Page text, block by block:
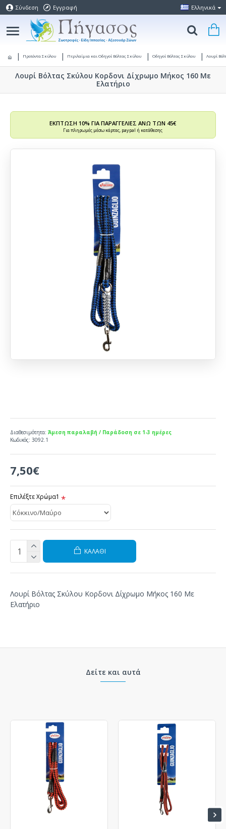
Σύνδεση Εγγραφή Ελληνικά
Προϊόντα Σκύλου Περιλαίμια και Οδηγοί Βόλτας Σκύλου Οδηγοί Βόλτας Σκύλου Λουρί
Λουρί Βόλτας Σκύλου Κορδονι Δίχρωμο Μήκος 160 Με
Ελατήριο
ΕΚΠΤΩΣΗ 10% ΓΙΑ ΠΑΡΑΓΓΕΛΙΕΣ ΑΝΩ ΤΩΝ 45€
Για πληρωμές μέσω κάρτας, paypal ή κατάθεσης
7,50€
Διαθεσιμότητα: Άμεση παραλαβή / Παράδοση σε 1-3 ημέρες
Κωδικός: 3092.1
Επιλέξτε Χρώμα1
ΚΑΛΆΘΙ
Λουρί Βόλτας Σκύλου Κορδονι Δίχρωμο Μήκος 160 Με
Ελατήριο
Δείτε και αυτά